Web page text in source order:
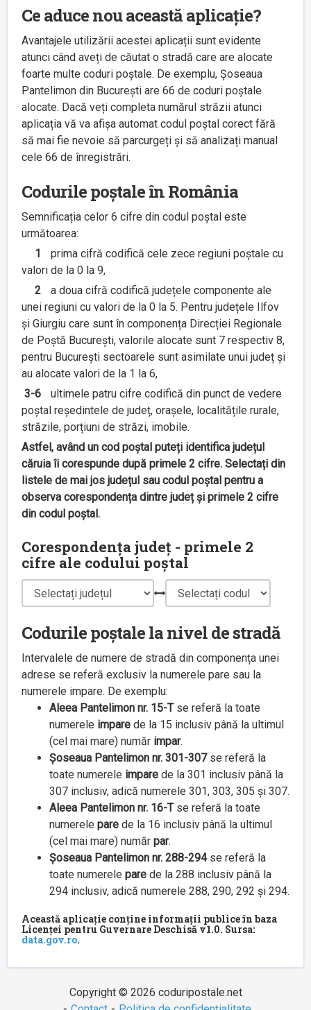
Ce aduce nou această aplicație?
Avantajele utilizării acestei aplicații sunt evidente
atunci când aveți de căutat o stradă care are alocate
foarte multe coduri poștale. De exemplu, Șoseaua
Pantelimon din București are 66 de coduri poștale
alocate. Dacă veți completa numărul străzii atunci
aplicația vă va afișa automat codul poștal corect fără
să mai fie nevoie să parcurgeți și să analizați manual
cele 66 de înregistrări.
Codurile poștale în România
Semnificația celor 6 cifre din codul poștal este
următoarea:
1
prima cifră codifică cele zece regiuni poștale cu
valori de la 0 la 9,
2
a doua cifră codifică județele componente ale
unei regiuni cu valori de la 0 la 5. Pentru județele Ilfov
și Giurgiu care sunt în componența Direcției Regionale
de Poștă București, valorile alocate sunt 7 respectiv 8,
pentru București sectoarele sunt asimilate unui județ și
au alocate valori de la 1 la 6,
3-6
ultimele patru cifre codifică din punct de vedere
poștal reședintele de județ, orașele, localitățile rurale,
străzile, porțiuni de străzi, imobile.
Astfel, având un cod poștal puteți identifica județul
căruia îi corespunde după primele 2 cifre. Selectați din
listele de mai jos județul sau codul poștal pentru a
observa corespondența dintre județ și primele 2 cifre
din codul poștal.
Corespondența județ - primele 2
cifre ale codului poștal
Codurile poștale la nivel de stradă
Intervalele de numere de stradă din componența unei
adrese se referă exclusiv la numerele pare sau la
numerele impare. De exemplu:
Aleea Pantelimon nr. 15-Tse referă la toate
numerele impare de la 15 inclusiv până la ultimul
(cel mai mare) număr impar.
Șoseaua Pantelimon nr. 301-307se referă la
toate numerele impare de la 301 inclusiv până la
307 inclusiv, adică numerele 301, 303, 305 și 307.
Aleea Pantelimon nr. 16-Tse referă la toate
numerele pare de la 16 inclusiv până la ultimul
(cel mai mare) număr par.
Șoseaua Pantelimon nr. 288-294se referă la
toate numerele pare de la 288 inclusiv până la
294 inclusiv, adică numerele 288, 290, 292 și 294.
Această aplicație conține informații publice în baza
Licenței pentru Guvernare Deschisă v1.0. Sursa:
data.gov.ro.
Copyright © 2026 coduripostale.net